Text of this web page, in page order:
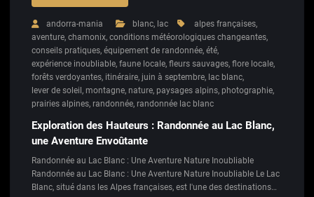
andorra-mania blanc, lac alpes françaises,
aventure, chamonix, conditions météorologiques changeantes,
conseils pratiques, équipement de randonnée, été,
expérience inoubliable, faune locale, fleurs sauvages, flore locale,
forêts verdoyantes, itinéraire, juin à septembre, lac blanc,
lever de soleil, montagne, nature, paysages alpins, photographie,
prairies alpines, randonnée, randonnée lac blanc
Exploration des Hauteurs : Randonnée au Lac Blanc,
une Aventure Envoûtante
Randonnée au Lac Blanc : Une Aventure Nature Inoubliable
Randonnée au Lac Blanc : Une Aventure Nature Inoubliable Le Lac
Blanc, situé dans les Alpes françaises, est l'une des destinations…